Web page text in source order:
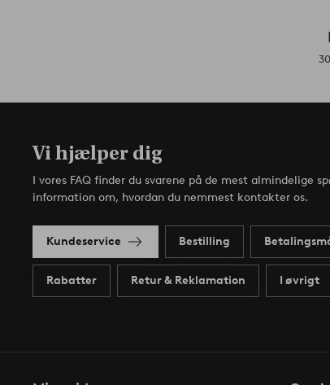
Vi hjælper dig
I vores FAQ finder du svarene på de mest almindelige
information om, hvordan du nemmest kontakter os.
Kundeservice Bestilling
Rabatter Retur & Reklamation I øvrigt